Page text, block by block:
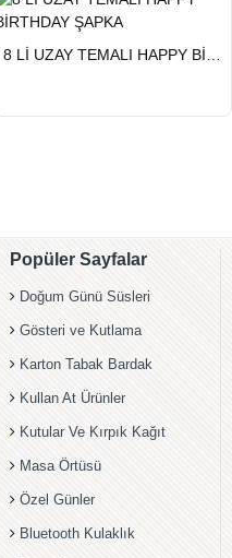
HIZLI
GÖNDERİ
Popüler Sayfalar
Doğum Günü Süsleri
Gösteri ve Kutlama
Karton Tabak Bardak
Kullan At Ürünler
Kutular Ve Kırpık Kağıt
Masa Örtüsü
Özel Günler
Bluetooth Kulaklık